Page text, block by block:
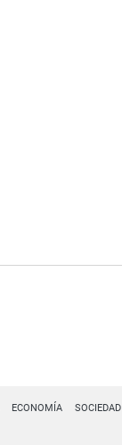
ECONOMÍA SOCIEDAD